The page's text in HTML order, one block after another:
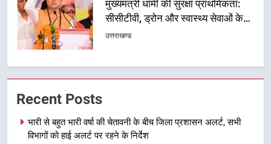
कांवड़ मार्ग
6
7
सड़क सुरक्षा पर डीएम का सख्त एक्शन,
ब्लैक स्पॉट होंगे सुरक्षित, हर माह होगी
Recent Posts
भारी से बहुत भारी वर्षा की चेतावनी के बीच जिला प्रशासन अलर्ट, सभी
विभागों को हाई अलर्ट पर रहने के निर्देश